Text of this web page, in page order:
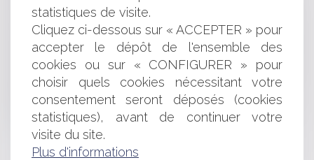
les entreprises, les mesures prévues
Tenue des assemblées générales et des organes
collégiaux en 2022 : les règles devraient être adaptées
Publication de la carte des aides à finalité régionale
2022 2027
Dépôt tardif d'une déclaration de succession : quelle
responsabilité pour le notaire ?
Se porter caution : la mention manuscrite est de retour
Soldes : ne vous faites pas avoir !
statistiques de visite.
Cliquez ci-dessous sur « ACCEPTER » pour
accepter le dépôt de l'ensemble des
cookies ou sur « CONFIGURER » pour
choisir quels cookies nécessitant votre
consentement seront déposés (cookies
statistiques), avant de continuer votre
visite du site.
Plus d'informations